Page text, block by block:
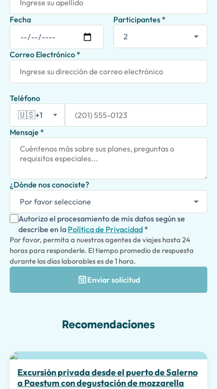
Fecha Participantes *
Correo Electrónico *
Teléfono
🇺🇸+1
Mensaje *
¿Dónde nos conociste?
Autorizo el procesamiento de mis datos según se
describe en la Política de Privacidad *
Por favor, permita a nuestros agentes de viajes hasta 24
horas para responderle. El tiempo promedio de respuesta
durante los días laborables es de 1 hora.
Enviar solicitud
Recomendaciones
La mejor opción
Excursión privada desde el puerto de Salerno
a Paestum con degustación de mozzarella